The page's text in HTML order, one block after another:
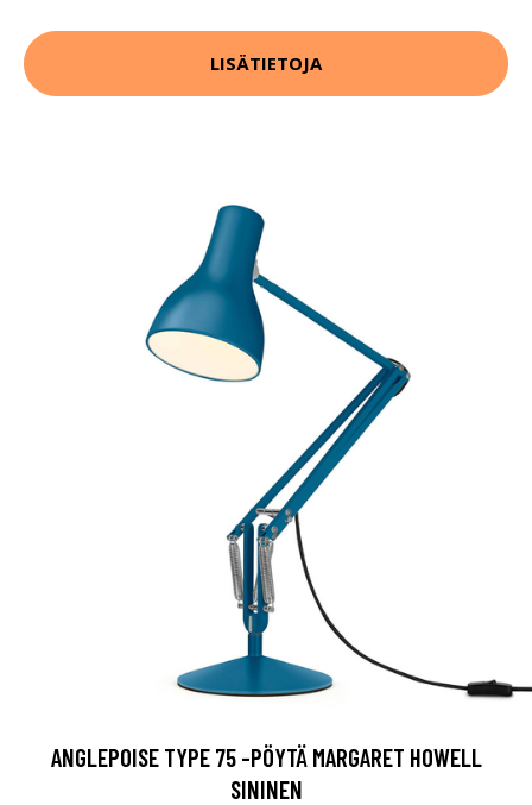
LISÄTIETOJA
ANGLEPOISE TYPE 75 -PÖYTÄ MARGARET HOWELL
SININEN